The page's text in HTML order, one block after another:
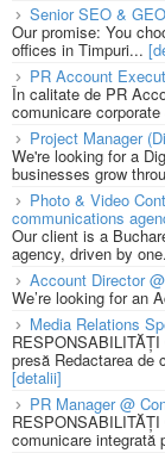
Senior SEO &
Our promise: You
offices in Timpuri...
PR Account
În calitate de PR
comunicare
Project Manager
We're looking for a
businesses grow
Photo & Video
communications
Our client is a
agency, driven by
Account Director
We’re looking for an
Media Relations
presă Redactarea de
[detalii]
PR Manager @
comunicare integrată